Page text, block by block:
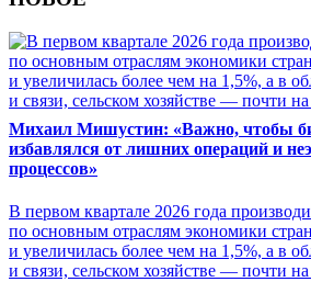
Михаил Мишустин: «Важно, чтобы
избавлялся от лишних операций и
процессов»
В первом квартале 2026 года
по основным отраслям экономики
и увеличилась более чем на 1,5%, а в
и связи, сельском хозяйстве — почти